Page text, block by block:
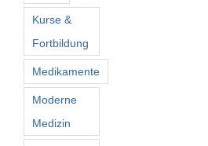
Kurse &
Fortbildung
Medikamente
Moderne
Medizin